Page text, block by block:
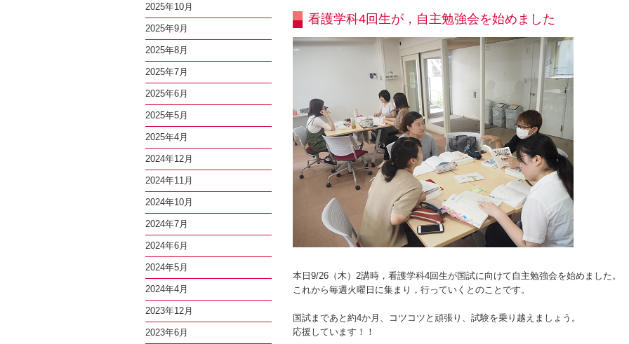
看護学科4回生が，自主勉強会を始めました
本日9/26（木）2講時，看護学科4回生が国試に向けて自主勉強会を始めました。
これから毎週火曜日に集まり，行っていくとのことです。
国試まであと約4か月、コツコツと頑張り、試験を乗り越えましょう。
応援しています！！
2025年10月
2025年9月
2025年8月
2025年7月
2025年6月
2025年5月
2025年4月
2024年12月
2024年11月
2024年10月
2024年7月
2024年6月
2024年5月
2024年4月
2023年12月
2023年6月